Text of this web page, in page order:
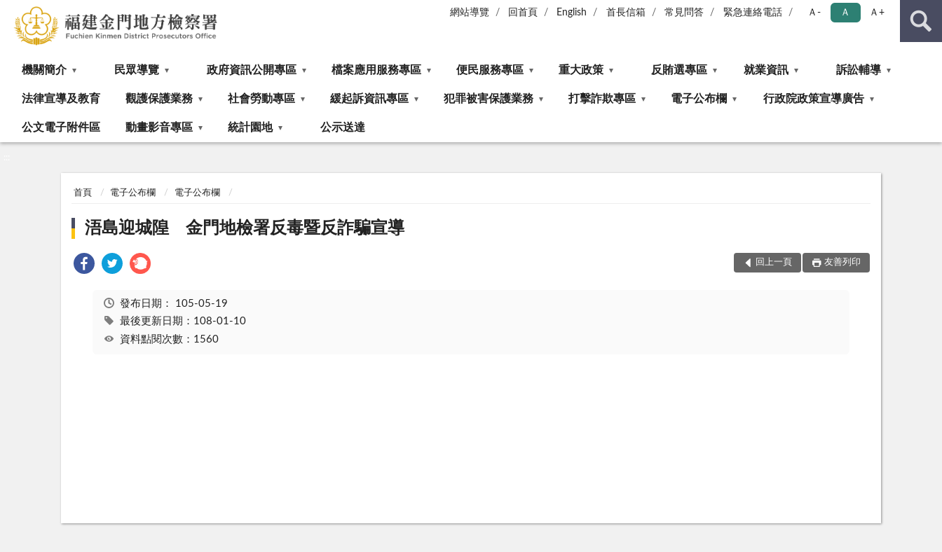
網站導覽 回首頁 English 首長信箱 常見問答 緊急連絡電話 Ａ- Ａ Ａ+
機關簡介 民眾導覽 政府資訊公開專區 檔案應用服務專區 便民服務專區 重大政策 反賄選專區 就業資訊 訴訟輔導
法律宣導及教育 觀護保護業務 社會勞動專區 緩起訴資訊專區 犯罪被害保護業務 打擊詐欺專區 電子公布欄 行政院政策宣導廣告
公文電子附件區 動畫影音專區 統計園地 公示送達
首頁 電子公布欄 電子公布欄
浯島迎城隍 金門地檢署反毒暨反詐騙宣導
回上一頁 友善列印
發布日期： 105-05-19
最後更新日期：108-01-10
資料點閱次數：1560